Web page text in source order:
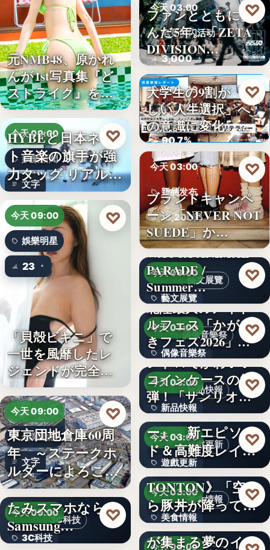
元NMB48、原かれ
んが1st写真集『ど
ストライク』を…
今天 09:00
娛樂新聞
文字
HYBEと日本ネッ
ト音楽の旗手が強
力タッグ リアル×
バー…
♡
今天 09:00
娛樂明星
23
「貝殻ビキニ」で
一世を風靡したレ
ジェンドが完全復
活武田久…
♡
今天 09:00
企業動態
文字
東京団地倉庫60周
年 ～ステークホ
ルダーによろこば
れる…
♡
3C科技
今天 09:00
3C科技
＜OPEN＞折りた
たみスマホなら
Samsung…
♡
今天 03:00
电竞快闪活动
3,000
ファンとともに歩
んだ5年。「ZETA
DIVISION…
♡
今天 03:00
金融教育
90.7%
大学生の9割が「正
しい人生選択」へ
の意識に変化。ブ
ロード…
♡
今天 03:00
新品发布
13,200円
ブランドキャンペ
ーン「NEVER NOT
SUEDE」か…
♡
藝文展覽
今天 03:00
藝文展覽
3名
WACCA ANIMAL
PARADE /
Summer…
♡
偶像音樂祭
今天 03:00
偶像音樂祭
47
北陸最大のアイド
ルフェス「かがや
きフェス2026」第5
弾…
♡
新品快報
今天 03:00
新品快報
400
レトロでかわいい
コインケースの第2
弾！「サンリオキ
ャラク…
♡
遊戲更新
今天 03:00
遊戲更新
文字
『ソウルワーカ
ー』、新エピソー
ド＆高難度レイド
を実装！新…
♡
美食情報
今天 03:00
美食情報
文字
《豚丼屋
TONTON》「空か
ら豚丼が降ってき
た」が現実に…
♡
今天 03:00
アイプリのみんな
が集まる夢のイベ